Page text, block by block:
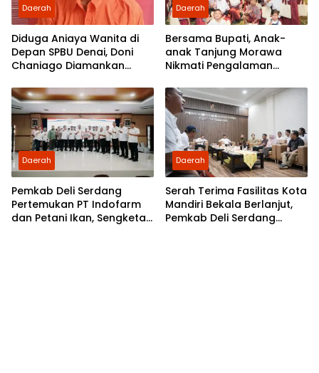
Daerah
Diduga Aniaya Wanita di
Depan SPBU Denai, Doni
Chaniago Diamankan
Daerah
Bersama Bupati, Anak-
anak Tanjung Morawa
Nikmati Pengalaman
Daerah
Pemkab Deli Serdang
Pertemukan PT Indofarm
dan Petani Ikan, Sengketa
Daerah
Serah Terima Fasilitas Kota
Mandiri Bekala Berlanjut,
Pemkab Deli Serdang